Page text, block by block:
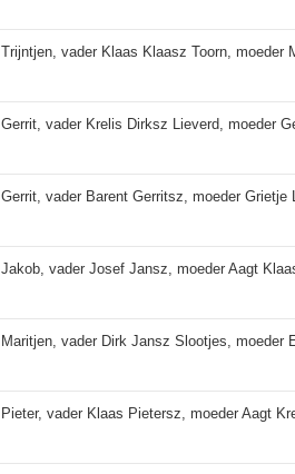
Trijntjen, vader Klaas Klaasz Toorn, moeder
Gerrit, vader Krelis Dirksz Lieverd, moeder
Gerrit, vader Barent Gerritsz, moeder Grietje
Jakob, vader Josef Jansz, moeder Aagt
Maritjen, vader Dirk Jansz Slootjes, moeder
Pieter, vader Klaas Pietersz, moeder Aagt